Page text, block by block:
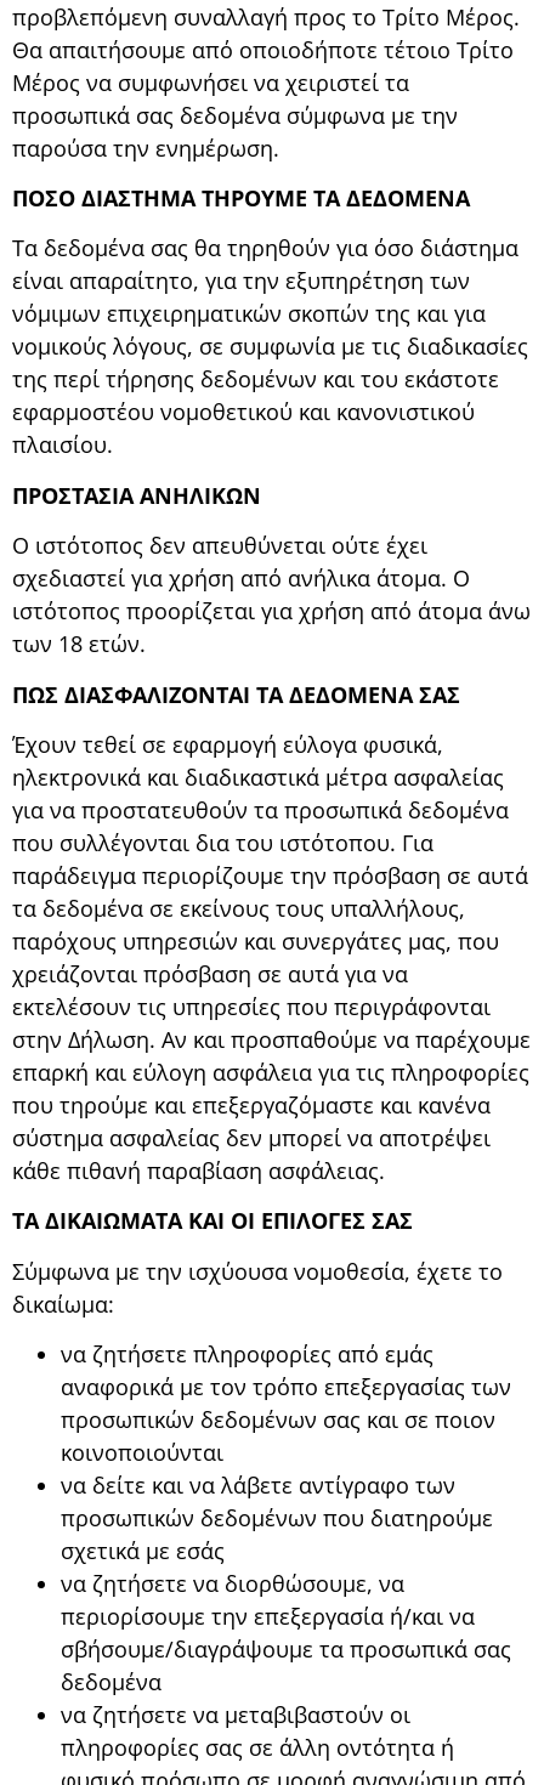
προβλεπόμενη συναλλαγή προς το Τρίτο Μέρος.
Θα απαιτήσουμε από οποιοδήποτε τέτοιο Τρίτο
Μέρος να συμφωνήσει να χειριστεί τα
προσωπικά σας δεδομένα σύμφωνα με την
παρούσα την ενημέρωση.
ΠΟΣΟ ΔΙΑΣΤΗΜΑ ΤΗΡΟΥΜΕ ΤΑ ΔΕΔΟΜEΝΑ
Τα δεδομένα σας θα τηρηθούν για όσο διάστημα
είναι απαραίτητο, για την εξυπηρέτηση των
νόμιμων επιχειρηματικών σκοπών της και για
νομικούς λόγους, σε συμφωνία με τις διαδικασίες
της περί τήρησης δεδομένων και του εκάστοτε
εφαρμοστέου νομοθετικού και κανονιστικού
πλαισίου.
ΠΡΟΣΤΑΣΙΑ ΑΝΗΛΙΚΩΝ
Ο ιστότοπος δεν απευθύνεται ούτε έχει
σχεδιαστεί για χρήση από ανήλικα άτομα. Ο
ιστότοπος προορίζεται για χρήση από άτομα άνω
των 18 ετών.
ΠΩΣ ΔΙΑΣΦΑΛΙΖΟΝΤΑΙ ΤΑ ΔΕΔΟΜΕΝΑ ΣΑΣ
Έχουν τεθεί σε εφαρμογή εύλογα φυσικά,
ηλεκτρονικά και διαδικαστικά μέτρα ασφαλείας
για να προστατευθούν τα προσωπικά δεδομένα
που συλλέγονται δια του ιστότοπου. Για
παράδειγμα περιορίζουμε την πρόσβαση σε αυτά
τα δεδομένα σε εκείνους τους υπαλλήλους,
παρόχους υπηρεσιών και συνεργάτες μας, που
χρειάζονται πρόσβαση σε αυτά για να
εκτελέσουν τις υπηρεσίες που περιγράφονται
στην Δήλωση. Αν και προσπαθούμε να παρέχουμε
επαρκή και εύλογη ασφάλεια για τις πληροφορίες
που τηρούμε και επεξεργαζόμαστε και κανένα
σύστημα ασφαλείας δεν μπορεί να αποτρέψει
κάθε πιθανή παραβίαση ασφάλειας.
ΤΑ ΔΙΚΑΙΩΜΑΤΑ ΚΑΙ ΟΙ ΕΠΙΛΟΓΕΣ ΣΑΣ
Σύμφωνα με την ισχύουσα νομοθεσία, έχετε το
δικαίωμα:
να ζητήσετε πληροφορίες από εμάς
αναφορικά με τον τρόπο επεξεργασίας των
προσωπικών δεδομένων σας και σε ποιον
κοινοποιούνται
να δείτε και να λάβετε αντίγραφο των
προσωπικών δεδομένων που διατηρούμε
σχετικά με εσάς
να ζητήσετε να διορθώσουμε, να
περιορίσουμε την επεξεργασία ή/και να
σβήσουμε/διαγράψουμε τα προσωπικά σας
δεδομένα
να ζητήσετε να μεταβιβαστούν οι
πληροφορίες σας σε άλλη οντότητα ή